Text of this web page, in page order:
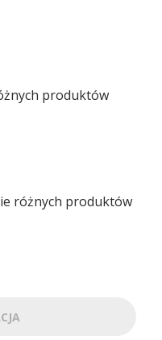
produktów
różnych produktów